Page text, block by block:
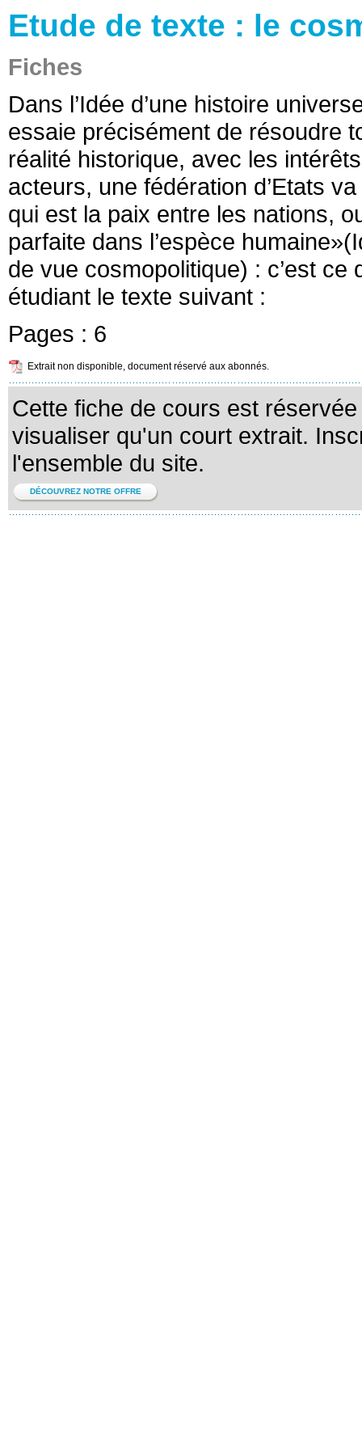
Etude de texte : le
Fiches
Dans l’Idée d’une histoire
essaie précisément de résoudre
réalité historique, avec les
acteurs, une fédération d’Etats
qui est la paix entre les nations,
parfaite dans l’espèce
de vue cosmopolitique) : c’est ce
étudiant le texte suivant :
Pages : 6
Extrait non disponible, document réservé aux abonnés.
Cette fiche de cours est
visualiser qu'un court extrait.
l'ensemble du site.
DÉCOUVREZ NOTRE OFFRE